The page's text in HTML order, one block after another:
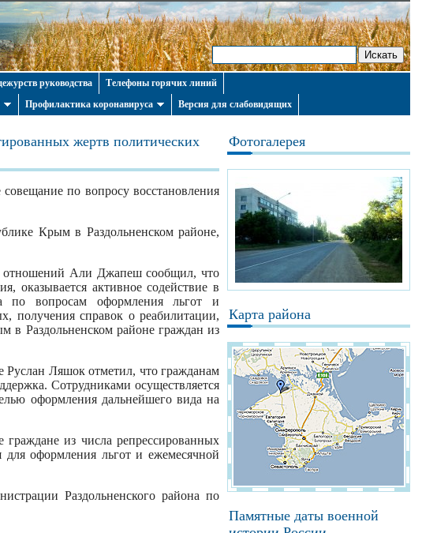
руководства
Телефоны горячих линий
Профилактика коронавируса Версия для слабовидящих
жертв политических
по вопросу восстановления
Крым в Раздольненском районе,
отношений Али Джапеш сообщил, что
оказывается активное содействие в
по вопросам оформления льгот и
получения справок о реабилитации,
Раздольненском районе граждан из
Ляшок отметил, что гражданам
Сотрудниками осуществляется
оформления дальнейшего вида на
из числа репрессированных
для оформления льгот и ежемесячной
Раздольненского района по
Фотогалерея
Карта района
Памятные даты военной